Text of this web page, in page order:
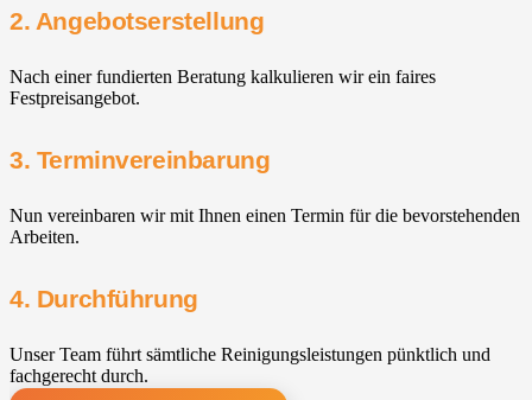
2. Angebotserstellung
Nach einer fundierten Beratung kalkulieren wir ein faires
Festpreisangebot.
3. Terminvereinbarung
Nun vereinbaren wir mit Ihnen einen Termin für die bevorstehenden
Arbeiten.
4. Durchführung
Unser Team führt sämtliche Reinigungsleistungen pünktlich und
fachgerecht durch.